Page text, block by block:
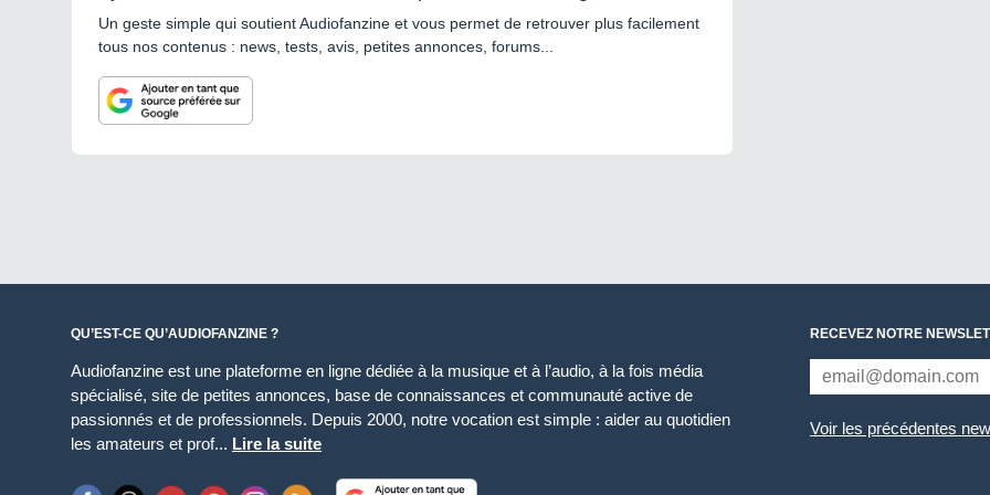
Un geste simple qui soutient Audiofanzine et vous permet de retrouver plus facilement
tous nos contenus : news, tests, avis, petites annonces, forums...
QU’EST-CE QU’AUDIOFANZINE ?
Audiofanzine est une plateforme en ligne dédiée à la musique et à l’audio, à la fois média
spécialisé, site de petites annonces, base de connaissances et communauté active de
passionnés et de professionnels. Depuis 2000, notre vocation est simple : aider au quotidien
les amateurs et prof... Lire la suite
RECEVEZ NOTRE
Voir les précédentes